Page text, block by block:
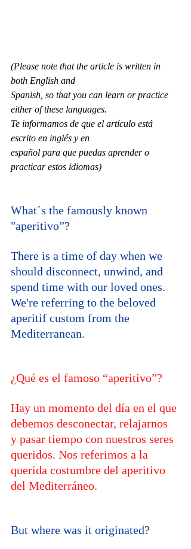
(Please note that the article is written in
both English and
Spanish, so that you can learn or practice
either of these languages.
Te informamos de que el artículo está
escrito en inglés y en
español para que puedas aprender o
practicar estos idiomas)
What´s the famously known
"aperitivo”?
There is a time of day when we
should disconnect, unwind, and
spend time with our loved ones.
We're referring to the beloved
aperitif custom from the
Mediterranean.
¿Qué es el famoso “aperitivo”?
Hay un momento del día en el que
debemos desconectar, relajarnos
y pasar tiempo con nuestros seres
queridos. Nos referimos a la
querida costumbre del aperitivo
del Mediterráneo.
But where was it originated?